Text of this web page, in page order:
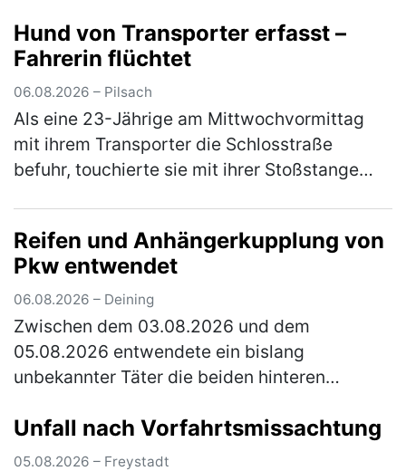
und musste mit dem Rettungswagen ins
Klinikum… (mehr)
Hund von Transporter erfasst –
Fahrerin flüchtet
06.08.2026 – Pilsach
Als eine 23-Jährige am Mittwochvormittag
mit ihrem Transporter die Schlosstraße
befuhr, touchierte sie mit ihrer Stoßstange
Reifen und Anhängerkupplung von
Pkw entwendet
06.08.2026 – Deining
Zwischen dem 03.08.2026 und dem
05.08.2026 entwendete ein bislang
unbekannter Täter die beiden hinteren
samt E-Satz von einem Citroen, der auf einem
Parkplatz n…(mehr)
Unfall nach Vorfahrtsmissachtung
05.08.2026 – Freystadt